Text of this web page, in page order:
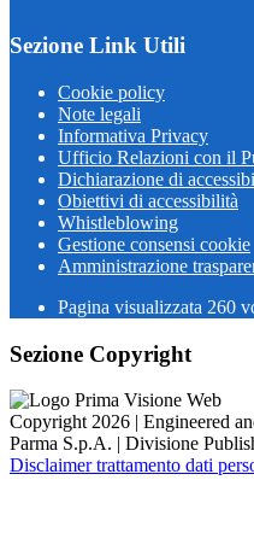
Sezione Link Utili
Cookie policy
Note legali
Informativa Privacy
Ufficio Relazioni con il
Dichiarazione di
Obiettivi di accessibilità
Whistleblowing
Gestione consensi cookie
Amministrazione
Pagina visualizzata 260
Sezione Copyright
Copyright 2026 | Engineered
Parma S.p.A. | Divisione
Disclaimer trattamento dati